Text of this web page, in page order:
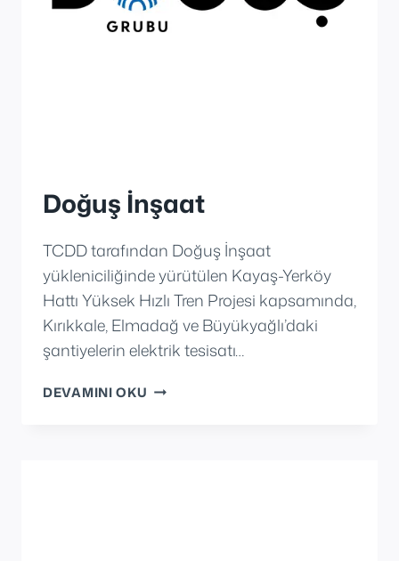
Doğuş İnşaat
TCDD tarafından Doğuş İnşaat
yükleniciliğinde yürütülen Kayaş-Yerköy
Hattı Yüksek Hızlı Tren Projesi kapsamında,
Kırıkkale, Elmadağ ve Büyükyağlı’daki
şantiyelerin elektrik tesisatı…
DEVAMINI OKU DOĞUŞ